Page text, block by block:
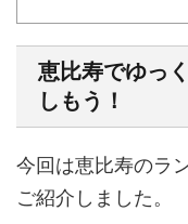
恵比寿でゆっ
しもう！
今回は恵比寿のラ
ご紹介しました。